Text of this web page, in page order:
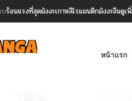
บร้อนแรงที่สุดมังงะเกาหลีโรแมนติกมังงะจีนดูเ
หน้าแรก